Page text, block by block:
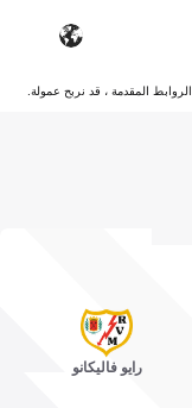
المقدمة ، قد نربح عمولة.
رايو فاليكانو